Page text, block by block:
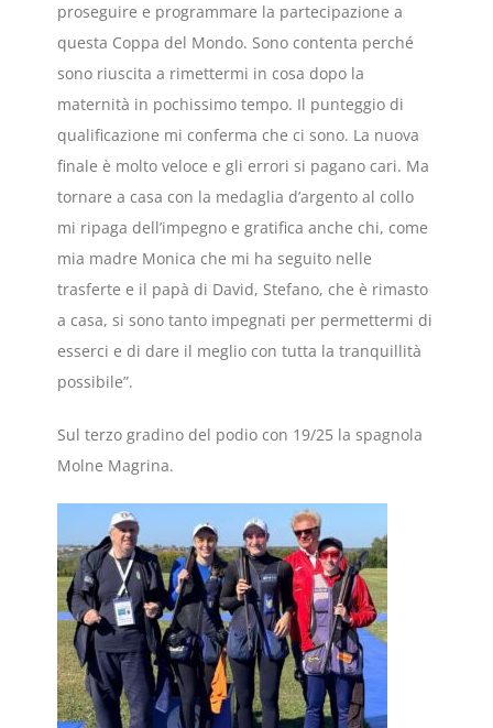
proseguire e programmare la partecipazione a
questa Coppa del Mondo. Sono contenta perché
sono riuscita a rimettermi in cosa dopo la
maternità in pochissimo tempo. Il punteggio di
qualificazione mi conferma che ci sono. La nuova
finale è molto veloce e gli errori si pagano cari. Ma
tornare a casa con la medaglia d’argento al collo
mi ripaga dell’impegno e gratifica anche chi, come
mia madre Monica che mi ha seguito nelle
trasferte e il papà di David, Stefano, che è rimasto
a casa, si sono tanto impegnati per permettermi di
esserci e di dare il meglio con tutta la tranquillità
possibile”.
Sul terzo gradino del podio con 19/25 la spagnola
Molne Magrina.